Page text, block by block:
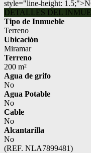
style="line-height:
DETALLES DEL
Tipo de Inmueble
Terreno
Ubicación
Miramar
Terreno
200 m²
Agua de grifo
No
Agua Potable
No
Cable
No
Alcantarilla
No
(REF. NLA7899481)